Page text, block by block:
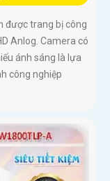
được trang bị công
Anlog. Camera có
ánh sáng là lựa
công nghiệp